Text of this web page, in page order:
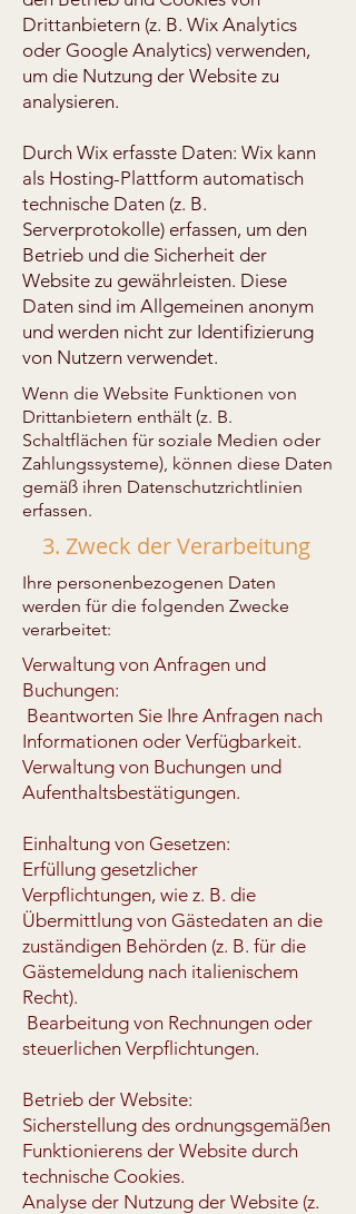
Drittanbietern (z. B. Wix Analytics
oder Google Analytics) verwenden,
um die Nutzung der Website zu
analysieren.
Durch Wix erfasste Daten: Wix kann
als Hosting-Plattform automatisch
technische Daten (z. B.
Serverprotokolle) erfassen, um den
Betrieb und die Sicherheit der
Website zu gewährleisten. Diese
Daten sind im Allgemeinen anonym
und werden nicht zur Identifizierung
von Nutzern verwendet.
Wenn die Website Funktionen von
Drittanbietern enthält (z. B.
Schaltflächen für soziale Medien oder
Zahlungssysteme), können diese Daten
gemäß ihren Datenschutzrichtlinien
erfassen.
3. Zweck der Verarbeitung
Ihre personenbezogenen Daten
werden für die folgenden Zwecke
verarbeitet:
Verwaltung von Anfragen und
Buchungen:
Beantworten Sie Ihre Anfragen nach
Informationen oder Verfügbarkeit.
Verwaltung von Buchungen und
Aufenthaltsbestätigungen.
Einhaltung von Gesetzen:
Erfüllung gesetzlicher
Verpflichtungen, wie z. B. die
Übermittlung von Gästedaten an die
zuständigen Behörden (z. B. für die
Gästemeldung nach italienischem
Recht).
Bearbeitung von Rechnungen oder
steuerlichen Verpflichtungen.
Betrieb der Website:
Sicherstellung des ordnungsgemäßen
Funktionierens der Website durch
technische Cookies.
Analyse der Nutzung der Website (z.